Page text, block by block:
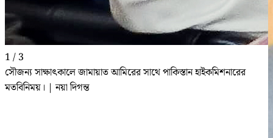
1 / 3
সৌজন্য সাক্ষাৎকালে জামায়াত আমিরের সাথে পাকিস্তান হাইকমিশনারের
মতবিনিময়। | নয়া দিগন্ত